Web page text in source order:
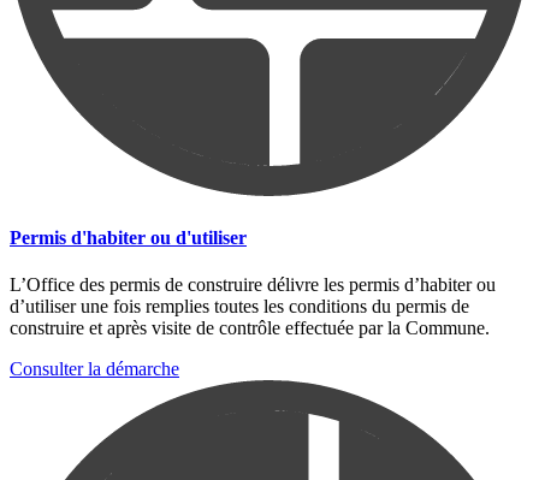
Permis d'habiter ou d'utiliser
L’Office des permis de construire délivre les permis d’habiter ou
d’utiliser une fois remplies toutes les conditions du permis de
construire et après visite de contrôle effectuée par la Commune.
Consulter la démarche